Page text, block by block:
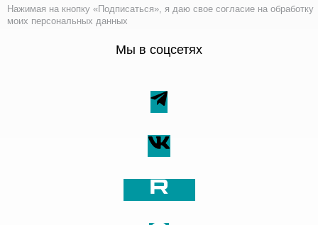
Нажимая на кнопку «Подписаться», я даю свое согласие на обработку
моих персональных данных
Мы в соцсетях